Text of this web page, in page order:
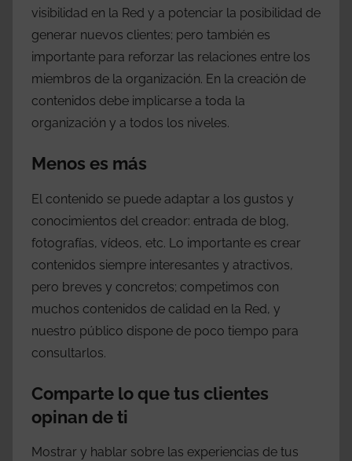
visibilidad en la Red y a potenciar la posibilidad de
generar nuevos clientes; pero también es
importante para reforzar las relaciones entre los
miembros de la organización. En la creación de
contenidos debe implicarse a toda la
organización y a todos los niveles.
Menos es más
El contenido se puede adaptar a los gustos y
conocimientos del creador: entrada de blog,
fotografías, vídeos, etc. Lo importante es crear
contenidos siempre interesantes y atractivos,
pero breves y concretos; competimos con
muchos contenidos de calidad en la Red, y
nuestro público dispone de poco tiempo para
consultarlos.
Comparte lo que tus clientes
opinan de ti
Mostrar y hablar sobre las experiencias de tus